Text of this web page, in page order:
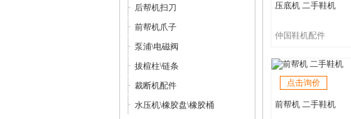
后帮机扫刀
前帮机爪子
泵浦\电磁阀
拔楦柱\链条
裁断机配件
水压机\橡胶盘\橡胶桶
压底机 二手鞋机
仲国鞋机配件
点击询价
前帮机 二手鞋机